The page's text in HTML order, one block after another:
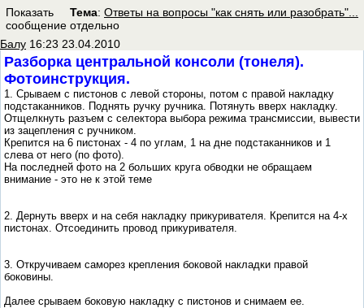
Тема: Ответы на вопросы "как снять или разобрать"...
Показать
сообщение отдельно
Балу 16:23 23.04.2010
Разборка центральной консоли (тонеля).
Фотоинструкция.
1. Срываем с пистонов с левой стороны, потом с правой накладку
подстаканников. Поднять ручку ручника. Потянуть вверх накладку.
Отщелкнуть разъем с селектора выбора режима трансмиссии, вывести
из зацепления с ручником.
Крепится на 6 пистонах - 4 по углам, 1 на дне подстаканников и 1
слева от него (по фото).
На последней фото на 2 больших круга обводки не обращаем
внимание - это не к этой теме
2. Дернуть вверх и на себя накладку прикуривателя. Крепится на 4-х
пистонах. Отсоединить провод прикуривателя.
3. Откручиваем саморез крепления боковой накладки правой
боковины.
Далее срываем боковую накладку с пистонов и снимаем ее.